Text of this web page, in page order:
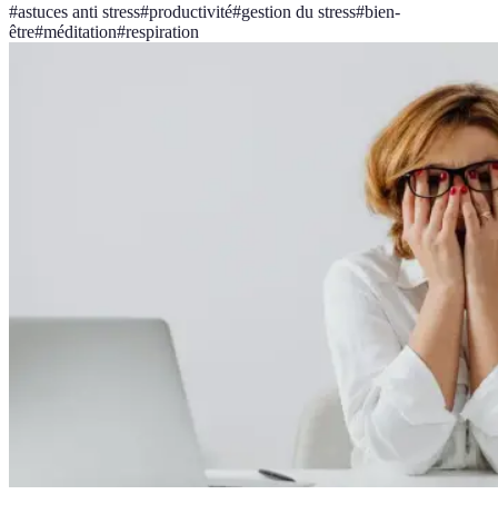
#astuces anti stress#productivité#gestion du stress#bien-
être#méditation#respiration